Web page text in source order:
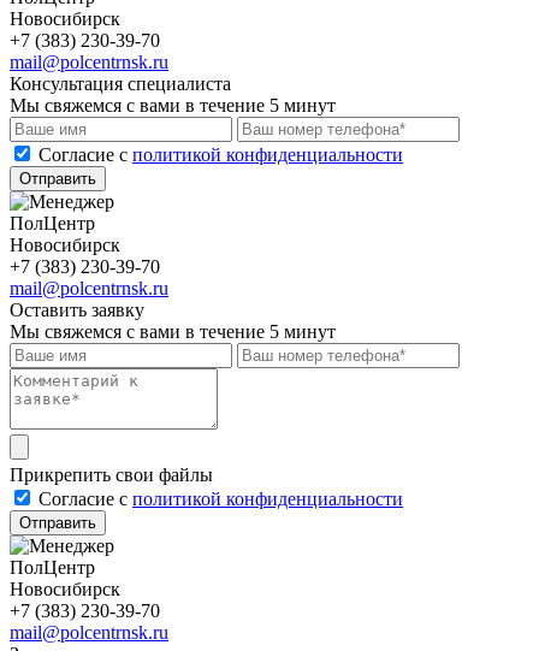
Новосибирск
+7 (383) 230-39-70
mail@polcentrnsk.ru
Консультация специалиста
Мы свяжемся с вами в течение 5 минут
Cогласие с политикой конфиденциальности
Отправить
ПолЦентр
Новосибирск
+7 (383) 230-39-70
mail@polcentrnsk.ru
Оставить заявку
Мы свяжемся с вами в течение 5 минут
Прикрепить свои файлы
Cогласие с политикой конфиденциальности
Отправить
ПолЦентр
Новосибирск
+7 (383) 230-39-70
mail@polcentrnsk.ru